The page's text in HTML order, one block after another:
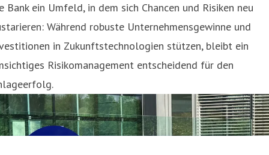
Bank ein Umfeld, in dem sich Chancen und Risiken neu
Während robuste Unternehmensgewinne und
in Zukunftstechnologien stützen, bleibt ein
Risikomanagement entscheidend für den